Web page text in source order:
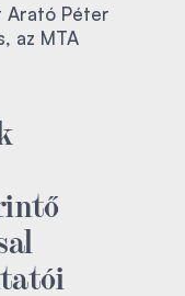
Arató Péter
az MTA